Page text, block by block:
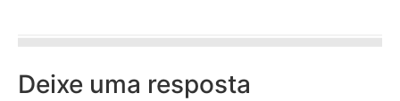
Deixe uma resposta